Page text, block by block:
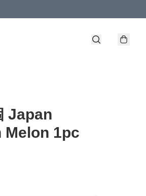
Japan
Melon 1pc